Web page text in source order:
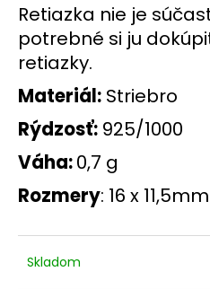
Retiazka nie je
potrebné si ju
retiazky.
Materiál: Striebro
Rýdzosť: 925/1000
Váha:0,7 g
Rozmery: 16 x 11,5mm
Skladom
O
d
p
o
r
ú
č
a
m
e
ZLATÝ
OVÁLNY